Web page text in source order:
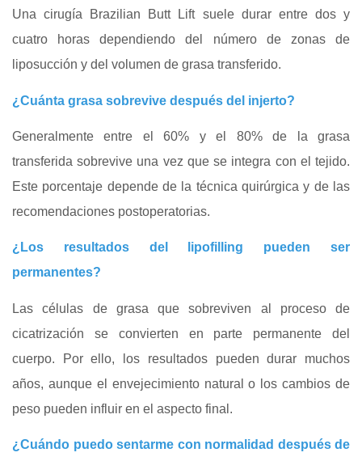
Una cirugía Brazilian Butt Lift suele durar entre dos y
cuatro horas dependiendo del número de zonas de
liposucción y del volumen de grasa transferido.
¿Cuánta grasa sobrevive después del injerto?
Generalmente entre el 60% y el 80% de la grasa
transferida sobrevive una vez que se integra con el tejido.
Este porcentaje depende de la técnica quirúrgica y de las
recomendaciones postoperatorias.
¿Los resultados del lipofilling pueden ser
permanentes?
Las células de grasa que sobreviven al proceso de
cicatrización se convierten en parte permanente del
cuerpo. Por ello, los resultados pueden durar muchos
años, aunque el envejecimiento natural o los cambios de
peso pueden influir en el aspecto final.
¿Cuándo puedo sentarme con normalidad después de